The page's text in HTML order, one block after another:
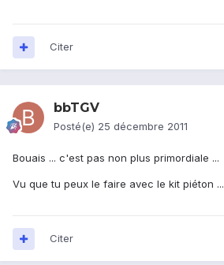
Citer
bbTGV
Posté(e) 25 décembre 2011
Bouais ... c'est pas non plus primordiale ...
Vu que tu peux le faire avec le kit piéton ...
Citer